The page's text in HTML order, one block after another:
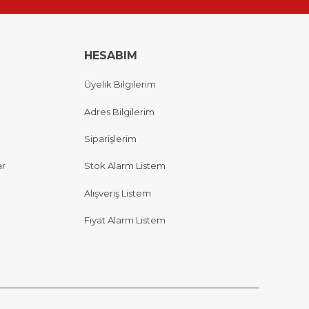
HESABIM
Üyelik Bilgilerim
Adres Bilgilerim
Siparişlerim
Stok Alarm Listem
Alışveriş Listem
Fiyat Alarm Listem